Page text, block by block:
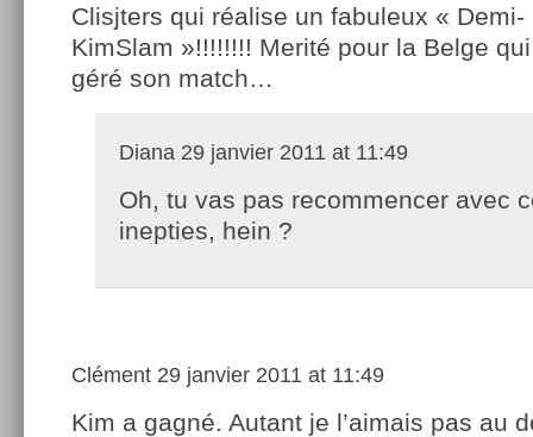
Clisjters qui réalise un fabuleux « Demi-
KimSlam »!!!!!!!! Merité pour la Belge
géré son match…
Diana 29 janvier 2011 at 11:49
Oh, tu vas pas recommencer avec
inepties, hein ?
Clément 29 janvier 2011 at 11:49
Kim a gagné. Autant je l’aimais pas au